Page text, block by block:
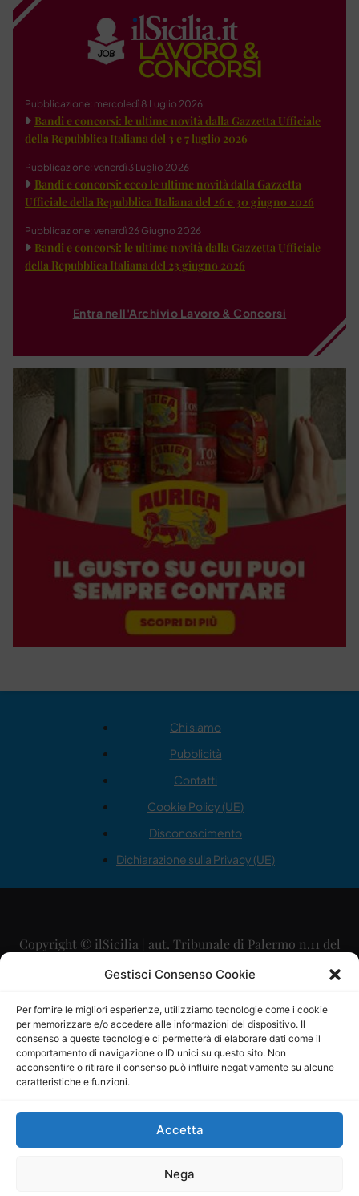
Gestisci Consenso Cookie
Per fornire le migliori esperienze, utilizziamo tecnologie come i cookie
per memorizzare e/o accedere alle informazioni del dispositivo. Il
consenso a queste tecnologie ci permetterà di elaborare dati come il
comportamento di navigazione o ID unici su questo sito. Non
acconsentire o ritirare il consenso può influire negativamente su alcune
caratteristiche e funzioni.
Accetta
Nega
Pubblicazione: mercoledì 8 Luglio 2026
Bandi e concorsi: le ultime novità dalla Gazzetta Ufficiale
della Repubblica Italiana del 3 e 7 luglio 2026
Pubblicazione: venerdì 3 Luglio 2026
Bandi e concorsi: ecco le ultime novità dalla Gazzetta
Ufficiale della Repubblica Italiana del 26 e 30 giugno 2026
Pubblicazione: venerdì 26 Giugno 2026
Bandi e concorsi: le ultime novità dalla Gazzetta Ufficiale
della Repubblica Italiana del 23 giugno 2026
Entra nell'Archivio Lavoro & Concorsi
Chi siamo
Pubblicità
Contatti
Cookie Policy (UE)
Disconoscimento
Dichiarazione sulla Privacy (UE)
Copyright © ilSicilia | aut. Tribunale di Palermo n.11 del
29/09/2015
Direttore Editoriale: Maurizio Scaglione
Direttore Responsabile: Maria Calabrese
P.IVA: 06334930820
Mercurio Comunicazione Società Cooperativa a r.l. è
iscritta al Registro degli Operatori di Comunicazione al